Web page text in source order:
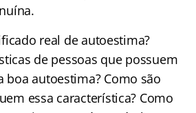
real de autoestima?
de pessoas que possuem
boa autoestima? Como são
essa característica? Como